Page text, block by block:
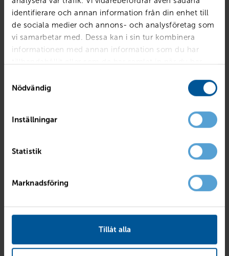
identifierare och annan information från din enhet till
de sociala medier och annons- och analysföretag som
vi samarbetar med. Dessa kan i sin tur kombinera
informationen med annan information som du har
tillhandahållit eller som de har samlat in när du har
Nödvändig
Inställningar
Statistik
Marknadsföring
Tillåt alla
Vevradio med ficklampa och solcell